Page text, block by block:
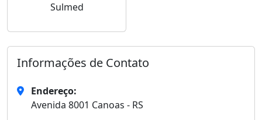
Sulmed
Informações de Contato
Endereço:
Avenida 8001 Canoas - RS